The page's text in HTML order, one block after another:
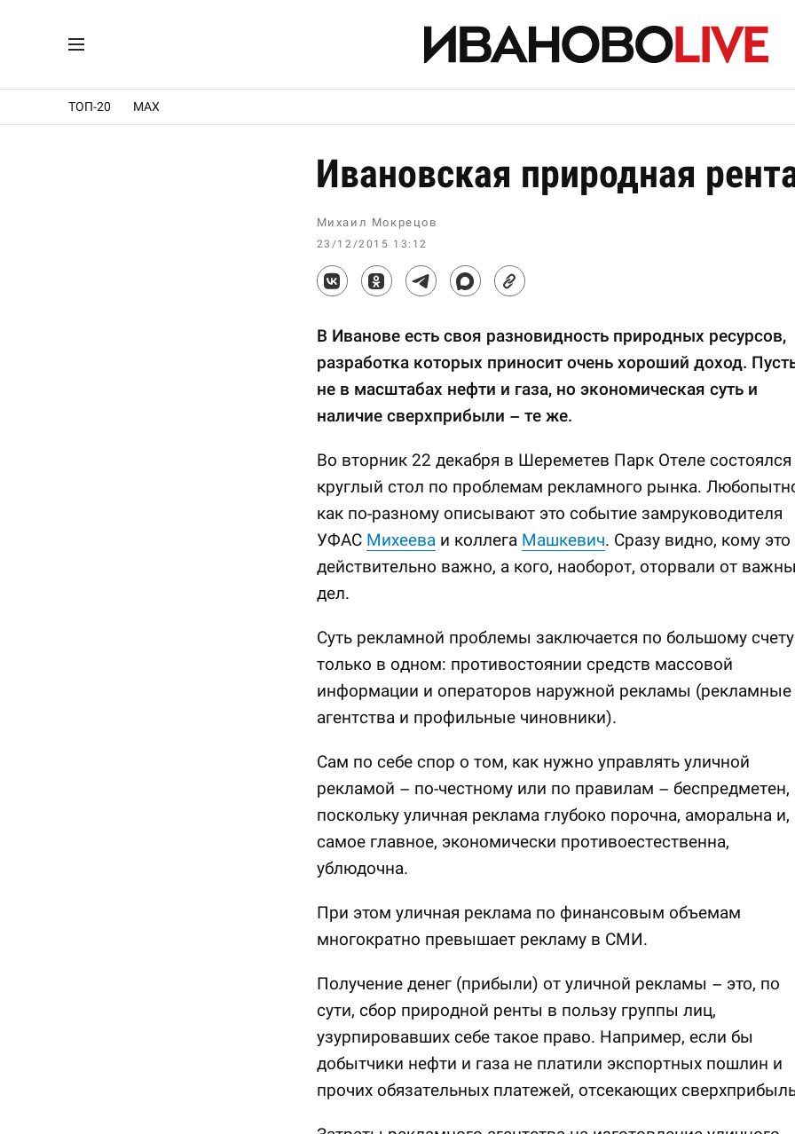
ТОП-20 MAX
Ивановская природная
Михаил Мокрецов
23/12/2015 13:12
В Иванове есть своя разновидность природных ресурсов,
разработка которых приносит очень хороший доход.
не в масштабах нефти и газа, но экономическая суть и
наличие сверхприбыли – те же.
Во вторник 22 декабря в Шереметев Парк Отеле состоялся
круглый стол по проблемам рекламного рынка.
как по-разному описывают это событие замруководителя
УФАС Михееваи коллега Машкевич. Сразу видно, кому это
действительно важно, а кого, наоборот, оторвали от
дел.
Суть рекламной проблемы заключается по большому счету
только в одном: противостоянии средств массовой
информации и операторов наружной рекламы (рекламные
агентства и профильные чиновники).
Сам по себе спор о том, как нужно управлять уличной
рекламой – по-честному или по правилам – беспредметен,
поскольку уличная реклама глубоко порочна, аморальна и,
самое главное, экономически противоестественна,
ублюдочна.
При этом уличная реклама по финансовым объемам
многократно превышает рекламу в СМИ.
Получение денег (прибыли) от уличной рекламы – это, по
сути, сбор природной ренты в пользу группы лиц,
узурпировавших себе такое право. Например, если бы
добытчики нефти и газа не платили экспортных пошлин и
прочих обязательных платежей, отсекающих